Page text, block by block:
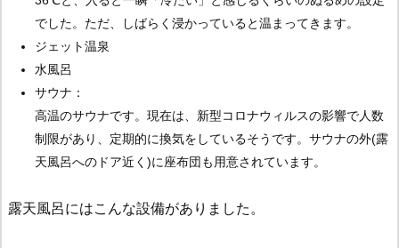
でした。ただ、しばらく浸かっていると温まってきます。
ジェット温泉
水風呂
サウナ：
高温のサウナです。現在は、新型コロナウィルスの影響で人数
制限があり、定期的に換気をしているそうです。サウナの外(露
天風呂へのドア近く)に座布団も用意されています。
露天風呂にはこんな設備がありました。